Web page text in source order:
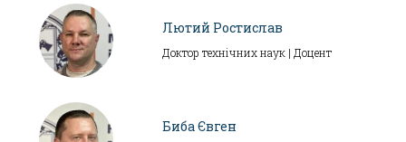
Лютий Ростислав
Доктор технічних наук | Доцент
Биба Євген